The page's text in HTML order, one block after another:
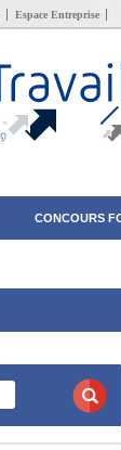
Espace Entreprise
CONCOURS